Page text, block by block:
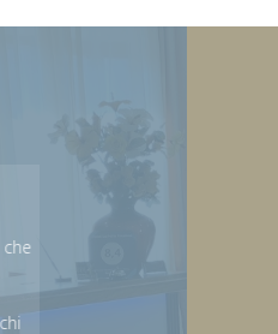
Very good
Tank everybody staff. We
hotel. The price are very